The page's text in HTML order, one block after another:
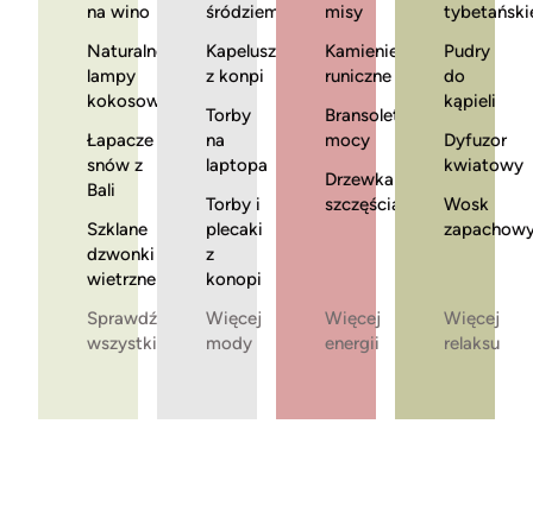
na wino
Naturalne
lampy
kokosowe
Łapacze
snów z
Bali
Szklane
dzwonki
wietrzne
Sprawdź
wszystkie
śródziemnomorska
Kapelusze
z konpi
Torby
na
laptopa
Torby i
plecaki
z
konopi
Więcej
mody
misy
Kamienie
runiczne
Bransoletki
mocy
Drzewka
szczęścia
Więcej
energii
Pudry
do
kąpieli
Dyfuzor
kwiatowy
Wosk
Więcej
relaksu